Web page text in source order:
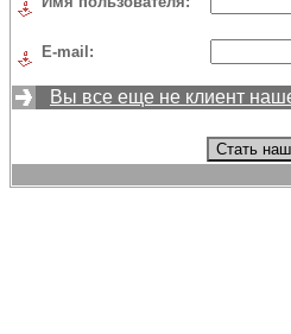
E-mail:
Вы все еще не клиент